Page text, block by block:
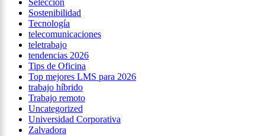
Selección
Sostenibilidad
Tecnología
telecomunicaciones
teletrabajo
tendencias 2026
Tips de Oficina
Top mejores LMS para 2026
trabajo híbrido
Trabajo remoto
Uncategorized
Universidad Corporativa
Zalvadora